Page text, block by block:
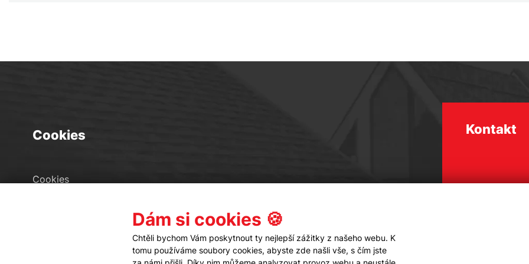
Cookies
Cookies
Kontakt
Dám si cookies 🍪
Chtěli bychom Vám poskytnout ty nejlepší zážitky z našeho webu. K
tomu používáme soubory cookies, abyste zde našli vše, s čím jste